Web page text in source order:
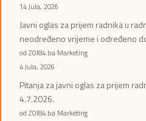
14 Jula, 2026
Javni oglas za prijem radnika u
neodređeno vrijeme i određeno
od ZOI84.ba Marketing
4 Jula, 2026
Pitanja za javni oglas za prijem
4.7.2026.
od ZOI84.ba Marketing